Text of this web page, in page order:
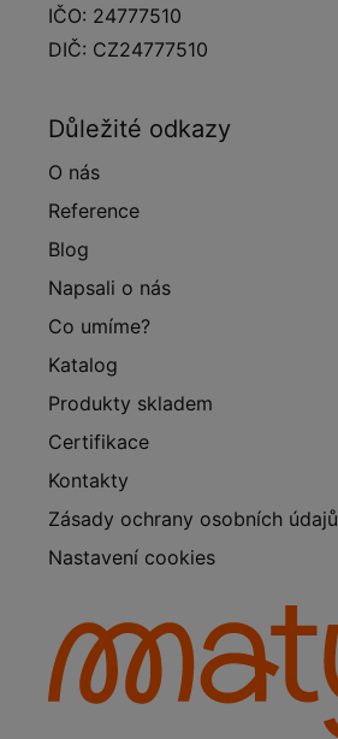
IČO: 24777510
DIČ: CZ24777510
Důležité odkazy
O nás
Reference
Blog
Napsali o nás
Co umíme?
Katalog
Produkty skladem
Certifikace
Kontakty
Zásady ochrany osobních údajů
Nastavení cookies